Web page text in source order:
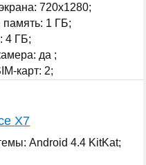
720x1280;
1 ГБ;
4 ГБ;
да ;
карт: 2;
X7
Android 4.4 KitKat;